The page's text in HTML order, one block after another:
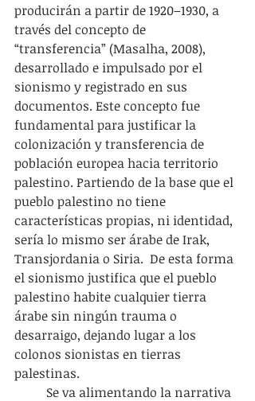
producirán a partir de 1920–1930, a
través del concepto de
“transferencia” (Masalha, 2008),
desarrollado e impulsado por el
sionismo y registrado en sus
documentos. Este concepto fue
fundamental para justificar la
colonización y transferencia de
población europea hacia territorio
palestino. Partiendo de la base que el
pueblo palestino no tiene
características propias, ni identidad,
sería lo mismo ser árabe de Irak,
Transjordania o Siria.  De esta forma
el sionismo justifica que el pueblo
palestino habite cualquier tierra
árabe sin ningún trauma o
desarraigo, dejando lugar a los
colonos sionistas en tierras
palestinas.